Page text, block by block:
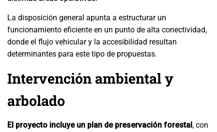
La disposición general apunta a estructurar un
funcionamiento eficiente en un punto de alta conectividad,
donde el flujo vehicular y la accesibilidad resultan
determinantes para este tipo de propuestas.
Intervención ambiental y
arbolado
El proyecto incluye un plan de preservación forestal , con